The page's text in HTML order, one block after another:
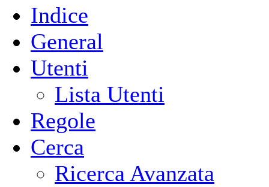
Indice
General
Utenti
Lista Utenti
Regole
Cerca
Ricerca Avanzata